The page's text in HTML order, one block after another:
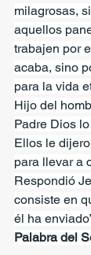
milagrosas,
aquellos
trabajen por
acaba, sino
para la vida
Hijo del
Padre Dios
Ellos le
para llevar a
Respondió
consiste en
él ha
Palabra del